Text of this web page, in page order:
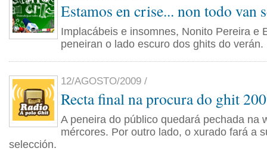
Estamos en crise... non todo van
Implacábeis e insomnes, Nonito Pereira e
peneiran o lado escuro dos ghits do verán.
12/AGOSTO/2009 /
Recta final na procura do ghit
A peneira do público quedará pechada na
mércores. Por outro lado, o xurado fará a
selección.